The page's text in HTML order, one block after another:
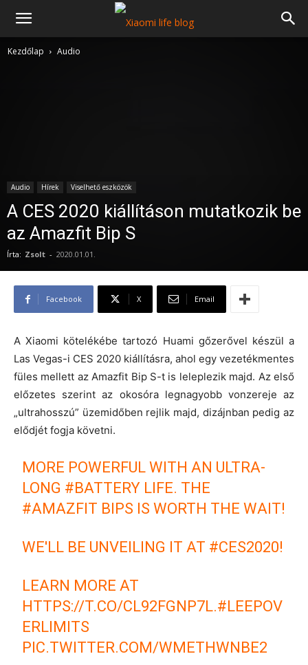
Kezdőlap Audio
Audio Hírek Viselhető eszközök
A CES 2020 kiállításon mutatkozik be
az Amazfit Bip S
Írta: Zsolt - 2020.01.01.
Facebook X Email
A Xiaomi kötelékébe tartozó Huami gőzerővel készül a
Las Vegas-i CES 2020 kiállításra, ahol egy vezetékmentes
füles mellett az Amazfit Bip S-t is leleplezik majd. Az első
előzetes szerint az okosóra legnagyobb vonzereje az
„ultrahosszú” üzemidőben rejlik majd, dizájnban pedig az
elődjét fogja követni.
MORE POWERFUL WITH AN ULTRA-
LONG #BATTERY LIFE. THE
#AMAZFIT BIPS IS WORTH THE WAIT!
WE'LL BE UNVEILING IT AT #CES2020!
LEARN MORE AT
HTTPS://T.CO/CL92FGNP7L.#LEEPOV
ERLIMITS
PIC.TWITTER.COM/WMETHWNBE2